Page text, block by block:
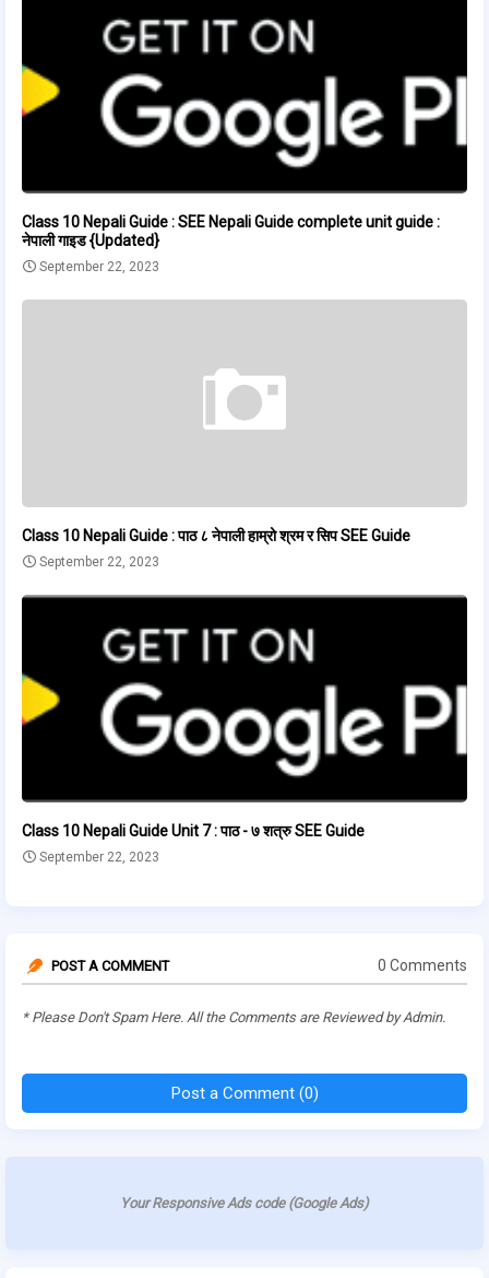
Class 10 Nepali Guide : SEE Nepali Guide complete unit guide :
नेपाली गाइड {Updated}
September 22, 2023
Class 10 Nepali Guide : पाठ ८ नेपाली हाम्रो श्रम र सिप SEE Guide
September 22, 2023
Class 10 Nepali Guide Unit 7 : पाठ - ७ शत्रु SEE Guide
September 22, 2023
POST A COMMENT 0 Comments
* Please Don't Spam Here. All the Comments are Reviewed by Admin.
Post a Comment (0)
Your Responsive Ads code (Google Ads)